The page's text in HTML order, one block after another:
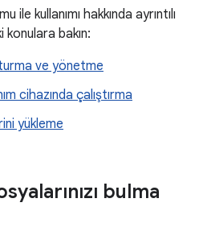
kullanımı hakkında ayrıntılı
konulara bakın:
ve yönetme
cihazında çalıştırma
yükleme
bulma